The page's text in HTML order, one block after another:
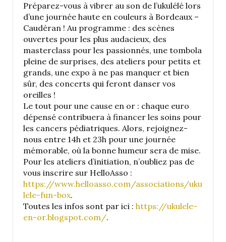
Préparez-vous à vibrer au son de l’ukulélé lors
d’une journée haute en couleurs à Bordeaux –
Caudéran ! Au programme : des scènes
ouvertes pour les plus audacieux, des
masterclass pour les passionnés, une tombola
pleine de surprises, des ateliers pour petits et
grands, une expo à ne pas manquer et bien
sûr, des concerts qui feront danser vos
oreilles !
Le tout pour une cause en or : chaque euro
dépensé contribuera à financer les soins pour
les cancers pédiatriques. Alors, rejoignez-
nous entre 14h et 23h pour une journée
mémorable, où la bonne humeur sera de mise.
Pour les ateliers d’initiation, n’oubliez pas de
vous inscrire sur HelloAsso :
https://www.helloasso.com/associations/uku
lele-fun-box.
Toutes les infos sont par ici : https://ukulele-
en-or.blogspot.com/.